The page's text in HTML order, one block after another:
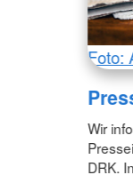
Foto:
Wir
DRK.